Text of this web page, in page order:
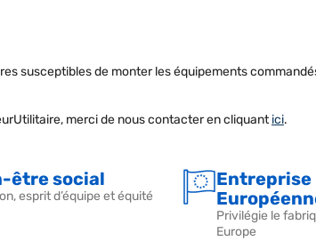
susceptibles de monter les équipements
merci de nous contacter en cliquantici.
être social
esprit d’équipe et équité
Entreprise
Privilégie le
Europe